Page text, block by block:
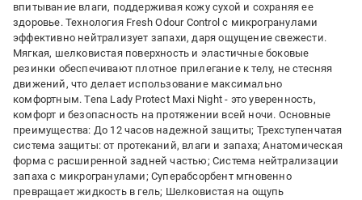
впитывание влаги, поддерживая кожу сухой и сохраняя ее
здоровье. Технология Fresh Odour Control с микрогранулами
эффективно нейтрализует запахи, даря ощущение свежести.
Мягкая, шелковистая поверхность и эластичные боковые
резинки обеспечивают плотное прилегание к телу, не стесняя
движений, что делает использование максимально
комфортным. Tena Lady Protect Maxi Night - это уверенность,
комфорт и безопасность на протяжении всей ночи. Основные
преимущества: До 12 часов надежной защиты; Трехступенчатая
система защиты: от протеканий, влаги и запаха; Анатомическая
форма с расширенной задней частью; Система нейтрализации
запаха с микрогранулами; Суперабсорбент мгновенно
превращает жидкость в гель; Шелковистая на ощупь